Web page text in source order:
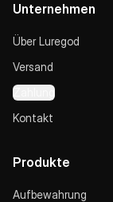
Unternehmen
Über Luregod
Versand
Zahlung
Kontakt
Produkte
Aufbewahrung